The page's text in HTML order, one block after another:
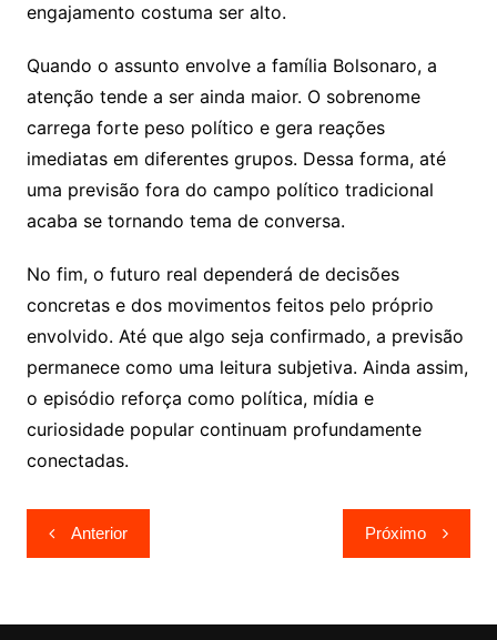
engajamento costuma ser alto.
Quando o assunto envolve a família Bolsonaro, a
atenção tende a ser ainda maior. O sobrenome
carrega forte peso político e gera reações
imediatas em diferentes grupos. Dessa forma, até
uma previsão fora do campo político tradicional
acaba se tornando tema de conversa.
No fim, o futuro real dependerá de decisões
concretas e dos movimentos feitos pelo próprio
envolvido. Até que algo seja confirmado, a previsão
permanece como uma leitura subjetiva. Ainda assim,
o episódio reforça como política, mídia e
curiosidade popular continuam profundamente
conectadas.
Navegação
de
Anterior Próximo